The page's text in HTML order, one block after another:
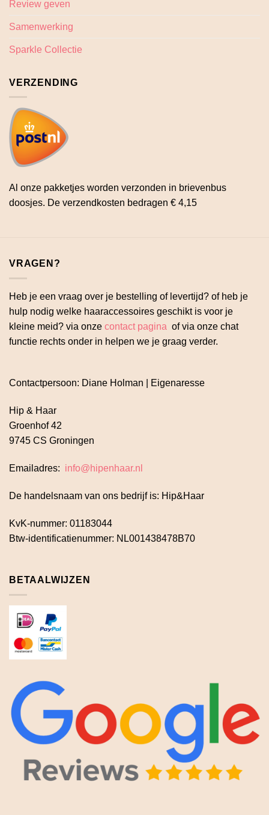
Review geven
Samenwerking
Sparkle Collectie
VERZENDING
Al onze pakketjes worden verzonden in brievenbus
doosjes. De verzendkosten bedragen € 4,15
VRAGEN?
Heb je een vraag over je bestelling of levertijd? of heb je
hulp nodig welke haaraccessoires geschikt is voor je
kleine meid? via onze contact pagina of via onze chat
functie rechts onder in helpen we je graag verder.
Contactpersoon: Diane Holman | Eigenaresse
Hip & Haar
Groenhof 42
9745 CS Groningen
Emailadres: info@hipenhaar.nl
De handelsnaam van ons bedrijf is: Hip&Haar
KvK-nummer: 01183044
Btw-identificatienummer: NL001438478B70
BETAALWIJZEN